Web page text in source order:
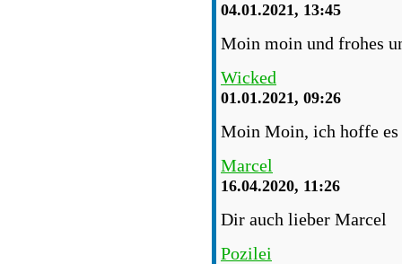
04.01.2021, 13:45
Moin moin und frohes
Wicked
01.01.2021, 09:26
Moin Moin, ich hoffe es
Marcel
16.04.2020, 11:26
Dir auch lieber Marcel
Pozilei